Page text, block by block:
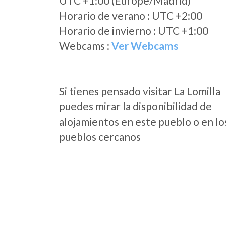
Horario de verano : UTC +2:00
Horario de invierno : UTC +1:00
Webcams : Ver Webcams
Si tienes pensado visitar La Lomilla
puedes mirar la disponibilidad de
alojamientos en este pueblo o en
pueblos cercanos